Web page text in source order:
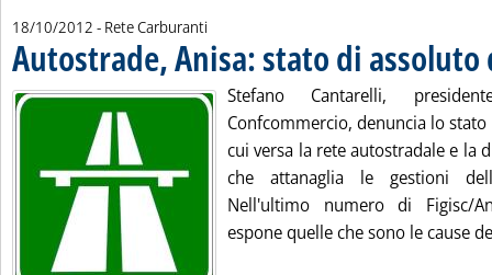
18/10/2012 - Rete Carburanti
Autostrade, Anisa: stato di assoluto
Stefano Cantarelli,
Confcommercio, denuncia lo
cui versa la rete autostradale e la
che attanaglia le gestioni
Nell'ultimo numero di Figisc/
espone quelle che sono le cause